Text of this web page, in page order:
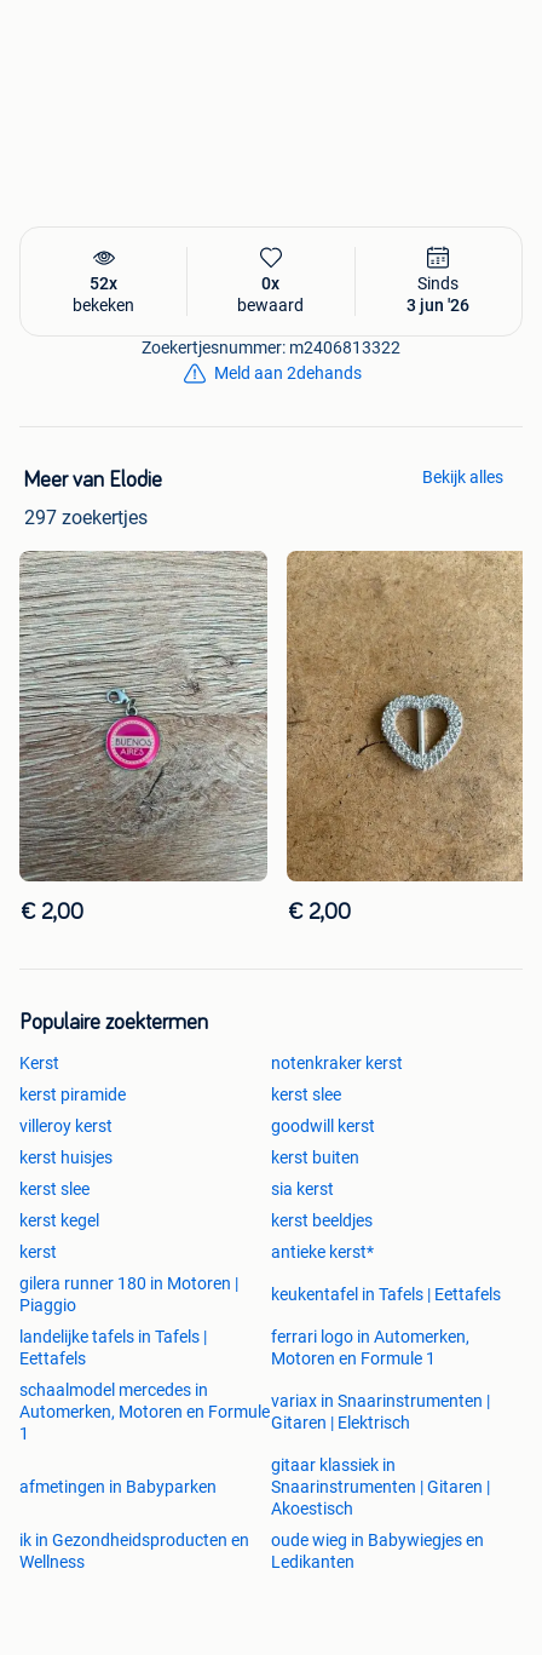
52x
bekeken
0x
bewaard
Sinds
3 jun '26
Zoekertjesnummer: m2406813322
Meld aan 2dehands
Meer van Elodie
297 zoekertjes
Bekijk alles
€ 2,00 € 2,00
Populaire zoektermen
Kerst
notenkraker kerst
kerst piramide
kerst slee
villeroy kerst
goodwill kerst
kerst huisjes
kerst buiten
kerst slee
sia kerst
kerst kegel
kerst beeldjes
kerst
antieke kerst*
gilera runner 180 in Motoren |
Piaggio
keukentafel in Tafels | Eettafels
landelijke tafels in Tafels |
Eettafels
ferrari logo in Automerken,
Motoren en Formule 1
schaalmodel mercedes in
Automerken, Motoren en Formule
1
variax in Snaarinstrumenten |
Gitaren | Elektrisch
afmetingen in Babyparken
gitaar klassiek in
Snaarinstrumenten | Gitaren |
Akoestisch
ik in Gezondheidsproducten en
Wellness
oude wieg in Babywiegjes en
Ledikanten